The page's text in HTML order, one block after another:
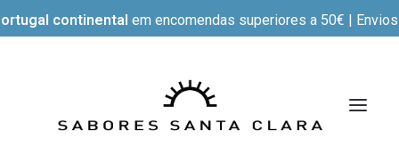
continental em encomendas superiores a 50€ |